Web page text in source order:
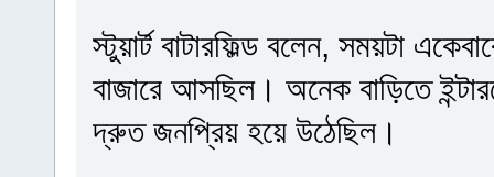
স্টুয়ার্ট বাটারফিল্ড বলেন, সময়টা
বাজারে আসছিল। অনেক বাড়িতে
দ্রুত জনপ্রিয় হয়ে উঠেছিল।